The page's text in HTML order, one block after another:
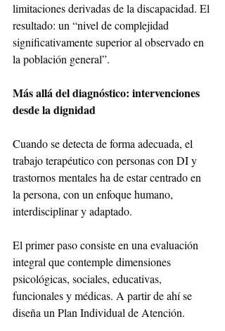
limitaciones derivadas de la discapacidad. El
resultado: un “nivel de complejidad
significativamente superior al observado en
la población general”.
Más allá del diagnóstico: intervenciones
desde la dignidad
Cuando se detecta de forma adecuada, el
trabajo terapéutico con personas con DI y
trastornos mentales ha de estar centrado en
la persona, con un enfoque humano,
interdisciplinar y adaptado.
El primer paso consiste en una evaluación
integral que contemple dimensiones
psicológicas, sociales, educativas,
funcionales y médicas. A partir de ahí se
diseña un Plan Individual de Atención.